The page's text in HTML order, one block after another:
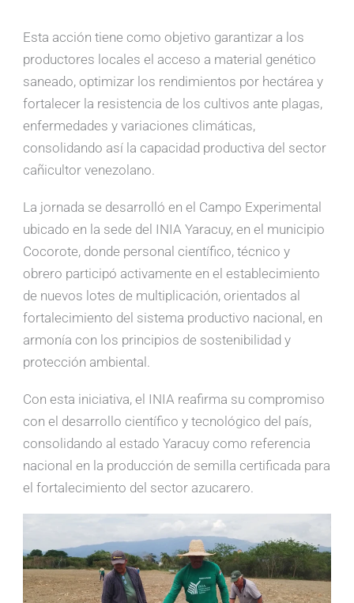
Esta acción tiene como objetivo garantizar a los
productores locales el acceso a material genético
saneado, optimizar los rendimientos por hectárea y
fortalecer la resistencia de los cultivos ante plagas,
enfermedades y variaciones climáticas,
consolidando así la capacidad productiva del sector
cañicultor venezolano.
La jornada se desarrolló en el Campo Experimental
ubicado en la sede del INIA Yaracuy, en el municipio
Cocorote, donde personal científico, técnico y
obrero participó activamente en el establecimiento
de nuevos lotes de multiplicación, orientados al
fortalecimiento del sistema productivo nacional, en
armonía con los principios de sostenibilidad y
protección ambiental.
Con esta iniciativa, el INIA reafirma su compromiso
con el desarrollo científico y tecnológico del país,
consolidando al estado Yaracuy como referencia
nacional en la producción de semilla certificada para
el fortalecimiento del sector azucarero.